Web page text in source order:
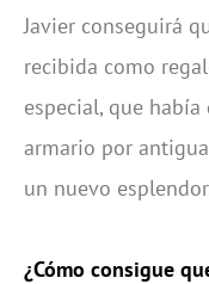
Javier conseguirá
recibida como
especial, que
armario por
un nuevo
¿Cómo consigue